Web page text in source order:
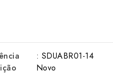
: SDUABR01-14
Novo